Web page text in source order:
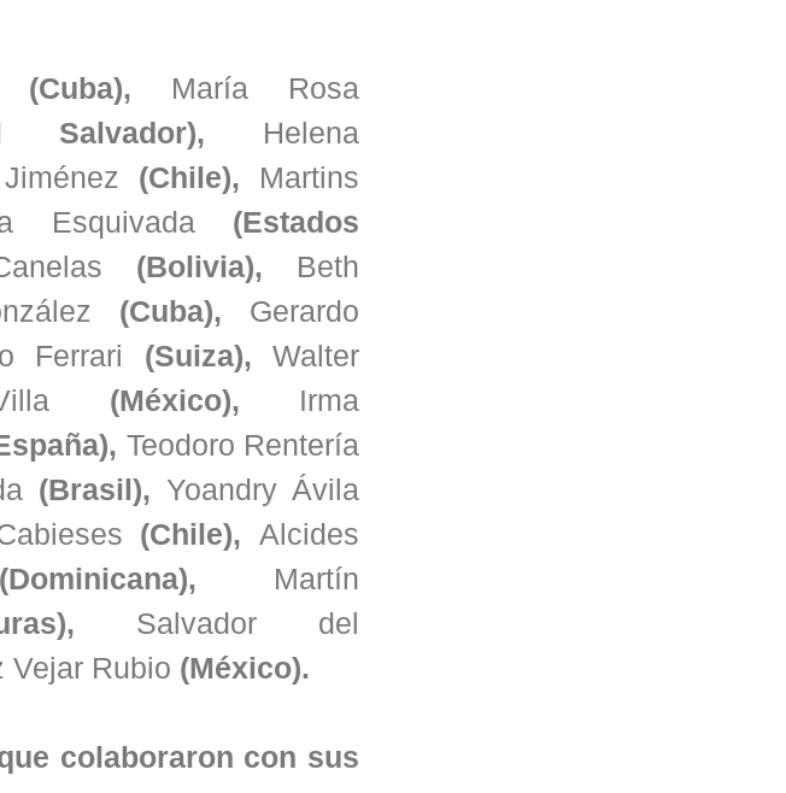
(Cuba), María Rosa
Helena
(Chile), Martins
Esquivada(Estados
(Bolivia), Beth
(Cuba), Gerardo
Ferrari (Suiza),Walter
(México), Irma
Teodoro Rentería
(Brasil), Yoandry Ávila
(Chile),Alcides
Martín
Salvador del
Vejar Rubio (México).
colaboraron con sus